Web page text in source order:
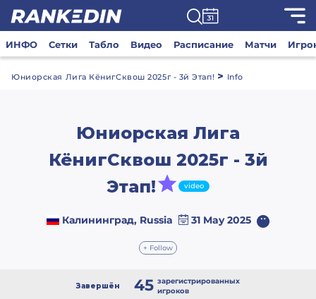
ИНФО Сетки Табло Видео Расписание Матчи
Юниорская Лига КёнигСквош 2025г - 3й Этап! > Info
Юниорская Лига
КёнигСквош 2025г - 3й
Этап!
video
Калининград, Russia 31 May 2025
+ Follow
Завершён 45 зарегистрированных
игроков